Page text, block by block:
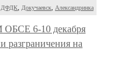
ДФДК Докучаевск Александринка
6-10 декабря
разграничения на